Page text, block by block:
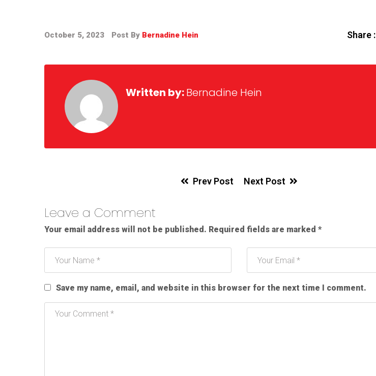
October 5, 2023 Post By Bernadine Hein Share :
Written by:Bernadine Hein
Prev Post Next Post
Leave a Comment
Your email address will not be published. Required fields are marked *
Save my name, email, and website in this browser for the next time I comment.